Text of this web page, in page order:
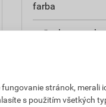
farba
počet ks na
šírkastránok, merali
s použitím všetkých